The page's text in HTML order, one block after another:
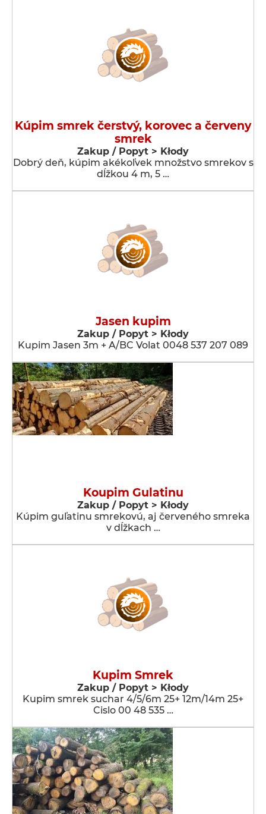
Kúpim smrek čerstvý, korovec a červeny
smrek
Zakup / Popyt > Kłody
Dobrý deň, kúpim akékoľvek množstvo smrekov s
dĺžkou 4 m, 5 …
Jasen kupim
Zakup / Popyt > Kłody
Kupim Jasen 3m + A/BC Volat 0048 537 207 089
Koupim Gulatinu
Zakup / Popyt > Kłody
Kúpim guľatinu smrekovú, aj červeného smreka
v dĺžkach …
Kupim Smrek
Zakup / Popyt > Kłody
Kupim smrek suchar 4/5/6m 25+ 12m/14m 25+
Cislo 00 48 535 …